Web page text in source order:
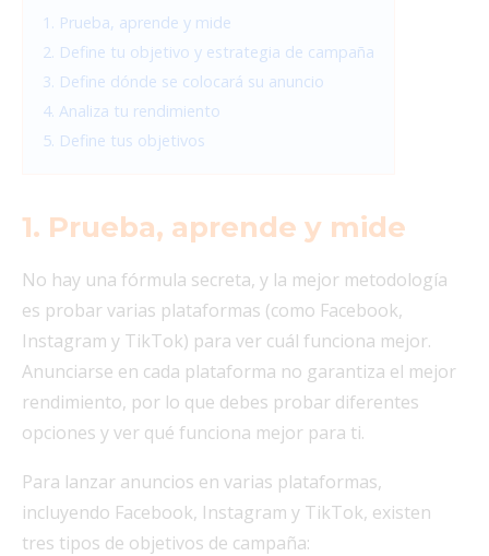
1. Prueba, aprende y mide
2. Define tu objetivo y estrategia de campaña
3. Define dónde se colocará su anuncio
4. Analiza tu rendimiento
5. Define tus objetivos
1. Prueba, aprende y mide
No hay una fórmula secreta, y la mejor metodología
es probar varias plataformas (como Facebook,
Instagram y TikTok) para ver cuál funciona mejor.
Anunciarse en cada plataforma no garantiza el mejor
rendimiento, por lo que debes probar diferentes
opciones y ver qué funciona mejor para ti.
Para lanzar anuncios en varias plataformas,
incluyendo Facebook, Instagram y TikTok, existen
tres tipos de objetivos de campaña: